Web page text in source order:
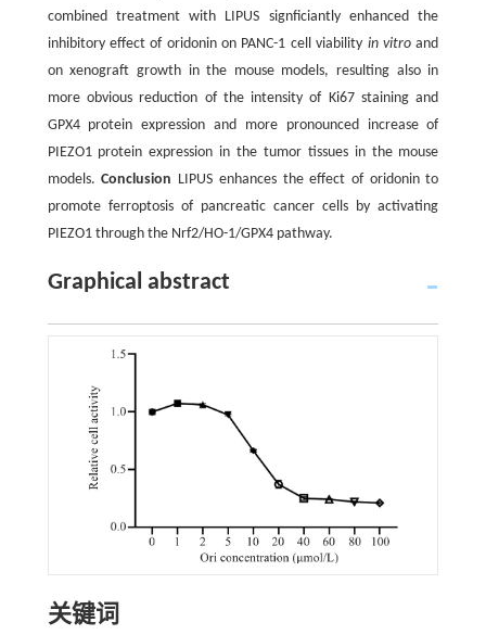
combined treatment with LIPUS signficiantly enhanced the
inhibitory effect of oridonin on PANC-1 cell viability in vitro and
on xenograft growth in the mouse models, resulting also in
more obvious reduction of the intensity of Ki67 staining and
GPX4 protein expression and more pronounced increase of
PIEZO1 protein expression in the tumor tissues in the mouse
models.Conclusion LIPUS enhances the effect of oridonin to
promote ferroptosis of pancreatic cancer cells by activating
PIEZO1 through the Nrf2/HO-1/GPX4 pathway.
Graphical abstract
关键词